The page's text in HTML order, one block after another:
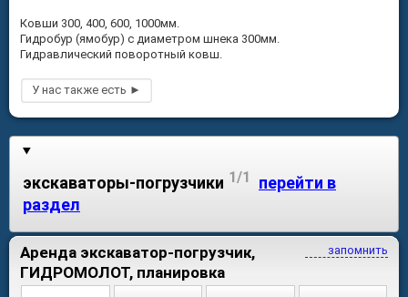
Ковши 300, 400, 600, 1000мм.
Гидробур (ямобур) с диаметром шнека 300мм.
Гидравлический поворотный ковш.
экскаваторы-погрузчики 1/1
перейти в
раздел
запомнить
Аренда экскаватор-погрузчик,
ГИДРОМОЛОТ, планировка